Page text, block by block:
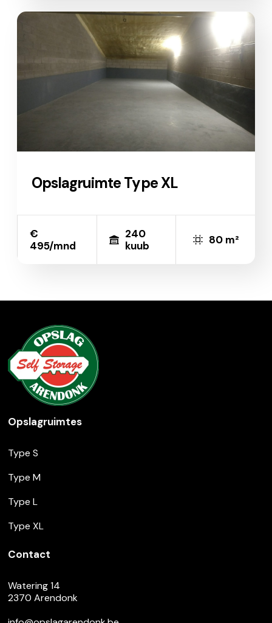
Opslagruimte Type XL
€
495/mnd
240
kuub
80 m²
Opslagruimtes
Type S
Type M
Type L
Type XL
Contact
Watering 14
2370 Arendonk